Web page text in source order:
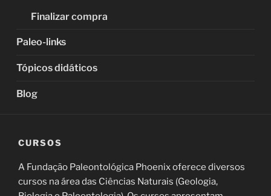
Finalizar compra
Paleo-links
Tópicos didáticos
Blog
CURSOS
A Fundação Paleontológica Phoenix oferece diversos
cursos na área das Ciências Naturais (Geologia,